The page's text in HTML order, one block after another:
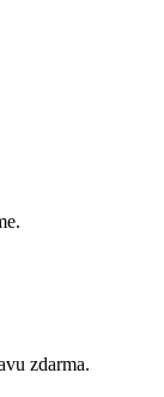
zdarma.